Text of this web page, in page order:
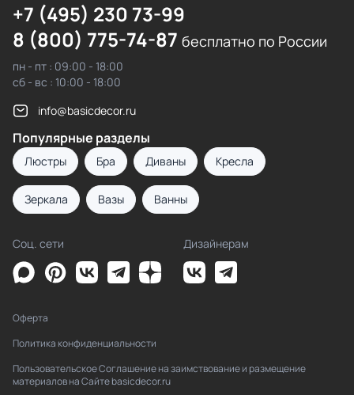
+7 (495) 230 73-99
8 (800) 775-74-87 бесплатно по России
пн - пт : 09:00 - 18:00
сб - вс : 10:00 - 18:00
info@basicdecor.ru
Популярные разделы
Люстры Бра Диваны Кресла
Зеркала Вазы Ванны
Соц. сети Дизайнерам
Оферта
Политика конфиденциальности
Пользовательское Соглашение на заимствование и размещение
материалов на Сайте basicdecor.ru